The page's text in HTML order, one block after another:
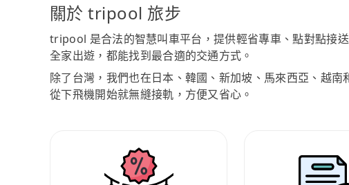
關於 tripool 旅步
tripool 是合法的智慧叫車平台，提供輕省專車、點對點接
全家出遊，都能找到最合適的交通方式。
除了台灣，我們也在日本、韓國、新加坡、馬來西亞、越
從下飛機開始就無縫接軌，方便又省心。